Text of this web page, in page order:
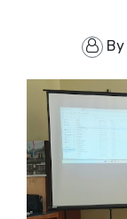
By